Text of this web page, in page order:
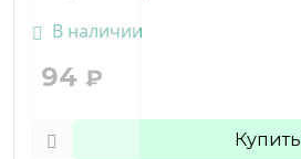
В наличии
94 ₽
Купить